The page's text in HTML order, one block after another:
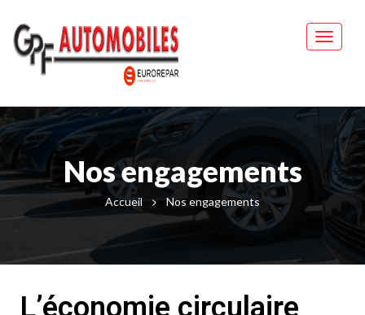
Nos engagements
Accueil Nos engagements
L’économie circulaire